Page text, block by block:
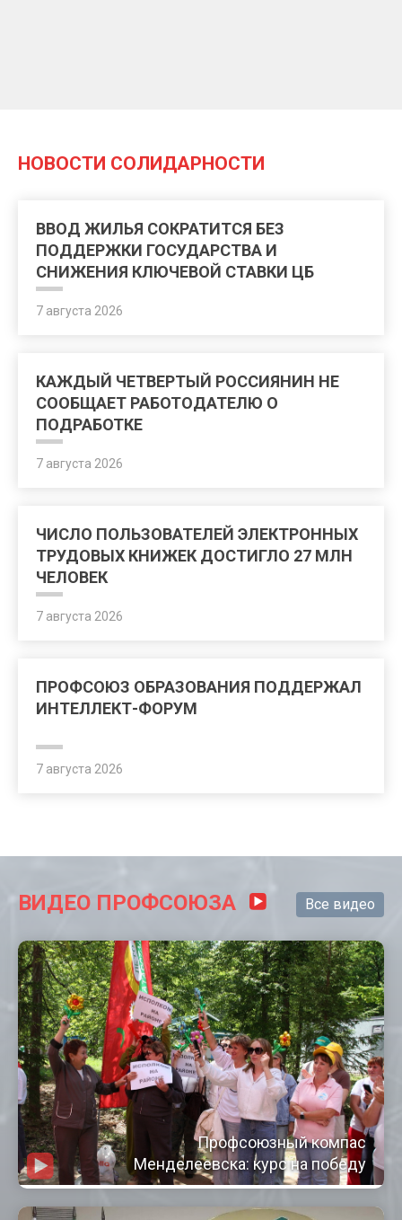
НОВОСТИ СОЛИДАРНОСТИ
ВВОД ЖИЛЬЯ СОКРАТИТСЯ БЕЗ
ПОДДЕРЖКИ ГОСУДАРСТВА И
СНИЖЕНИЯ КЛЮЧЕВОЙ СТАВКИ ЦБ
7 августа 2026
КАЖДЫЙ ЧЕТВЕРТЫЙ РОССИЯНИН НЕ
СООБЩАЕТ РАБОТОДАТЕЛЮ О
ПОДРАБОТКЕ
7 августа 2026
ЧИСЛО ПОЛЬЗОВАТЕЛЕЙ ЭЛЕКТРОННЫХ
ТРУДОВЫХ КНИЖЕК ДОСТИГЛО 27 МЛН
ЧЕЛОВЕК
7 августа 2026
ПРОФСОЮЗ ОБРАЗОВАНИЯ ПОДДЕРЖАЛ
ИНТЕЛЛЕКТ-ФОРУМ
7 августа 2026
ВИДЕО ПРОФСОЮЗА Все видео
Профсоюзный компас
Менделеевска: курс на победу